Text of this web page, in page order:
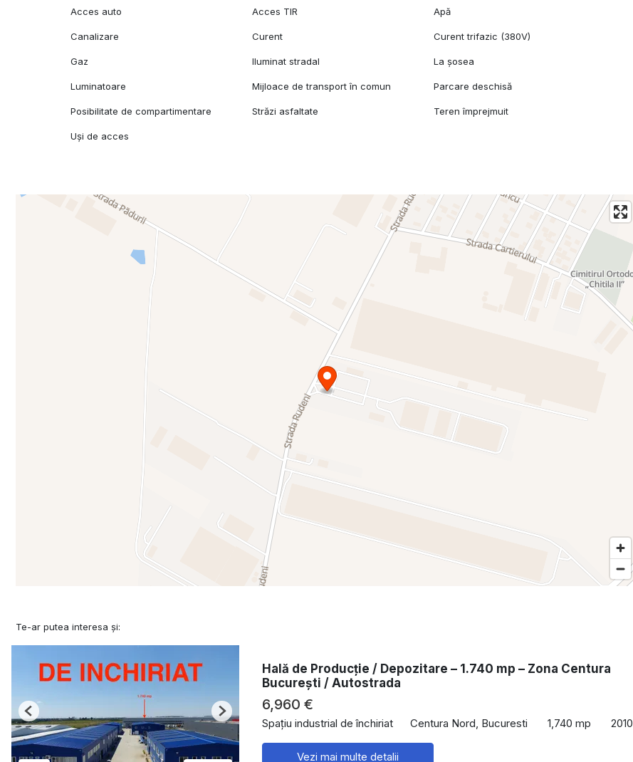
Acces auto Acces TIR Apă
Canalizare Curent Curent trifazic (380V)
Gaz Iluminat stradal La șosea
Luminatoare Mijloace de transport în comun Parcare deschisă
Posibilitate de compartimentare Străzi asfaltate Teren împrejmuit
Uși de acces
Te-ar putea interesa și:
Previous Next
Hală de Producție / Depozitare – 1.740 mp – Zona Centura
București / Autostrada
6,960 €
Spațiu industrial de închiriat Centura Nord, Bucuresti 1,740 mp 2010
Vezi mai multe detalii